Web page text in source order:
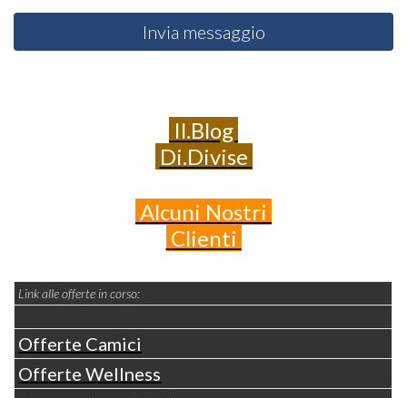
Invia messaggio
Il.Blog
Di.Divise
Alcuni Nostri
Clienti
Link alle offerte in corso:
Offerte Camici
Offerte Wellness